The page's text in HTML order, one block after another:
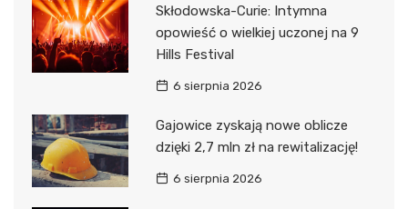
Skłodowska-Curie: Intymna
opowieść o wielkiej uczonej na 9
Hills Festival
6 sierpnia 2026
Gajowice zyskają nowe oblicze
dzięki 2,7 mln zł na rewitalizację!
6 sierpnia 2026